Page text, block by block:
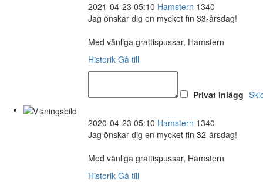
2021-04-23 05:10 Hamstern 1340
Jag önskar dig en mycket fin 33-årsdag!
Med vänliga grattispussar, Hamstern
Historik Gå till
Privat inlägg
2020-04-23 05:10 Hamstern 1340
Jag önskar dig en mycket fin 32-årsdag!
Med vänliga grattispussar, Hamstern
Historik Gå till